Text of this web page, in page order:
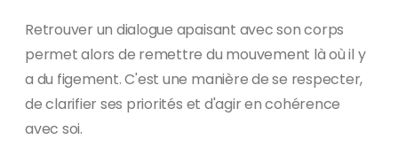
Retrouver un dialogue apaisant avec son corps
permet alors de remettre du mouvement là où il y
a du figement. C'est une manière de se respecter,
de clarifier ses priorités et d'agir en cohérence
avec soi.